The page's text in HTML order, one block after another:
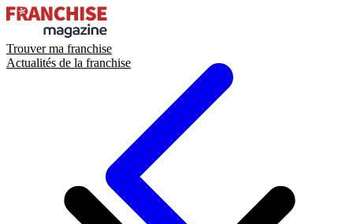
Trouver ma franchise
Actualités de la franchise